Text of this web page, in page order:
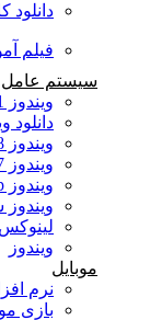
دانلود
فیلم
سیستم عامل
ویندوز 11
دانلود
ویندوز 8 و 8.1
ویندوز 7
ویندوز xp
ویندوز
لینوکس
ویندوز
موبایل
نرم
بازی